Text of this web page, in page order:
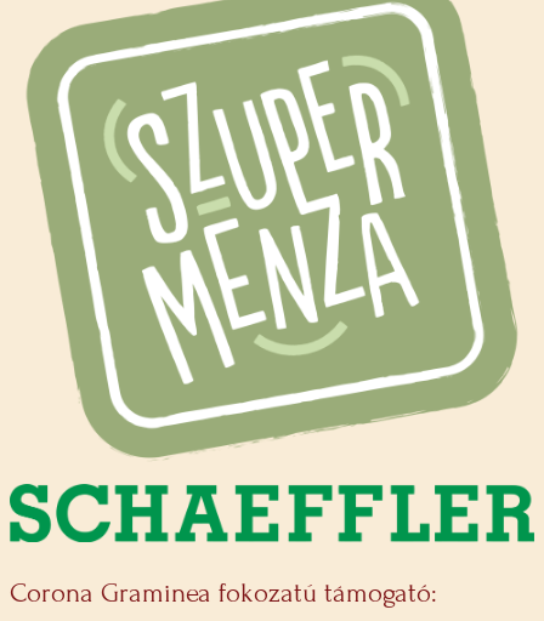
Corona Graminea fokozatú támogató: